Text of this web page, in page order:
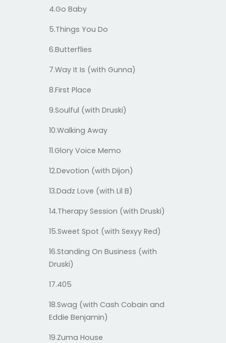
4.Go Baby
5.Things You Do
6.Butterflies
7.Way It Is (with Gunna)
8.First Place
9.Soulful (with Druski)
10.Walking Away
11.Glory Voice Memo
12.Devotion (with Dijon)
13.Dadz Love (with Lil B)
14.Therapy Session (with Druski)
15.Sweet Spot (with Sexyy Red)
16.Standing On Business (with
Druski)
17.405
18.Swag (with Cash Cobain and
Eddie Benjamin)
19.Zuma House